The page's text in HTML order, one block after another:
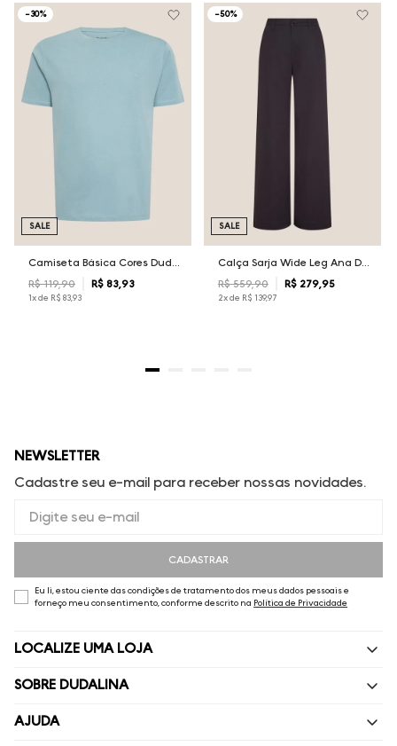
-30%
Camiseta Básica Cores Dudalina Masculina
R$ 119,90 R$ 83,93
1x de R$ 83,93
SALE
-50%
Calça Sarja Wide Leg Ana Dudalina Feminina
R$ 559,90 R$ 279,95
2x de R$ 139,97
SALE
NEWSLETTER
Cadastre seu e-mail para receber nossas novidades.
CADASTRAR
Eu li, estou ciente das condições de tratamento dos meus dados pessoais e
forneço meu consentimento, conforme descrito na Política de Privacidade
LOCALIZE UMA LOJA
SOBRE DUDALINA
Quem Somos
AJUDA